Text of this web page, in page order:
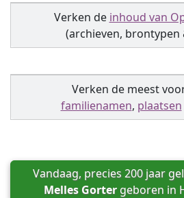
Verken de inhoud van
(archieven, brontypen
Verken de meest
familienamen, plaatsen
Vandaag, precies 200 jaar
Melles Gorter geboren in